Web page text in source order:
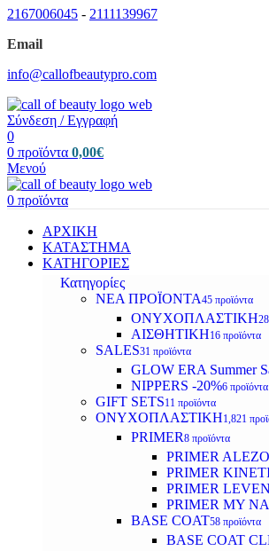
2167006045 - 2111139967
Email
info@callofbeautypro.com
Σύνδεση / Εγγραφή
0
0 προϊόντα 0,00€
Μενού
0 προϊόντα
ΑΡΧΙΚΗ
ΚΑΤΑΣΤΗΜΑ
ΚΑΤΗΓΟΡΙΕΣ
Κατηγορίες
ΝΕΑ ΠΡΟΪΟΝΤΑ45 προϊόντα
ΟΝΥΧΟΠΛΑΣΤΙΚΗ
ΑΙΣΘΗΤΙΚΗ16 προϊόντα
SALES31 προϊόντα
GLOW ERA Summer
NIPPERS -20%6 προϊόντα
GIFT SETS11 προϊόντα
ΟΝΥΧΟΠΛΑΣΤΙΚΗ1,821
PRIMER8 προϊόντα
PRIMER
PRIMER
PRIMER LEVEN
PRIMER MY
BASE COAT58 προϊόντα
BASE COAT